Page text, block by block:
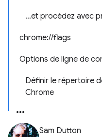
…et procédez avec
chrome://flags
Options de ligne de
Définir le répertoire
Chrome
Sam Dutton